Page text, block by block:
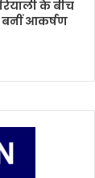
के बीच
आकर्षण